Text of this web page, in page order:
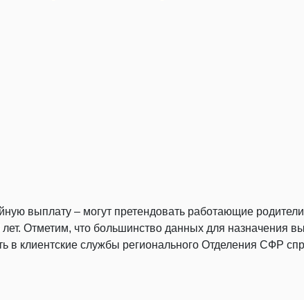
выплату – могут претендовать работающие
Отметим, что большинство данных для
в клиентские службы регионального Отделения СФР